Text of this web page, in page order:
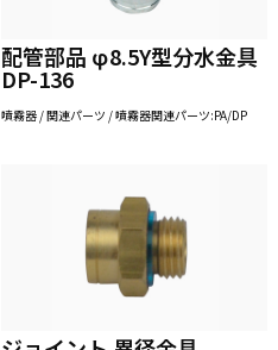
配管部品 φ8.5Y型分水金具
DP-136
噴霧器 / 関連パーツ / 噴霧器関連パーツ:PA/DP